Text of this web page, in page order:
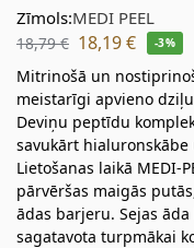
Zīmols:MEDI PEEL
18,79€ 18,19€ -3%
Mitrinošā un
meistarīgi apvieno
Deviņu peptīdu
savukārt
Lietošanas laikā MEDI-
pārvēršas maigās
ādas barjeru. Sejas
sagatavota turpmākai